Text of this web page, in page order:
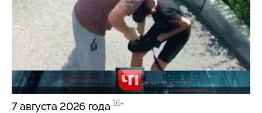
7 августа 2026 года 16+